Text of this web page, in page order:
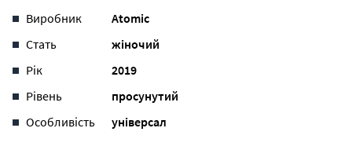
Виробник
Atomic
Стать
жіночий
Рік
2019
Рівень
просунутий
Особливість
універсал